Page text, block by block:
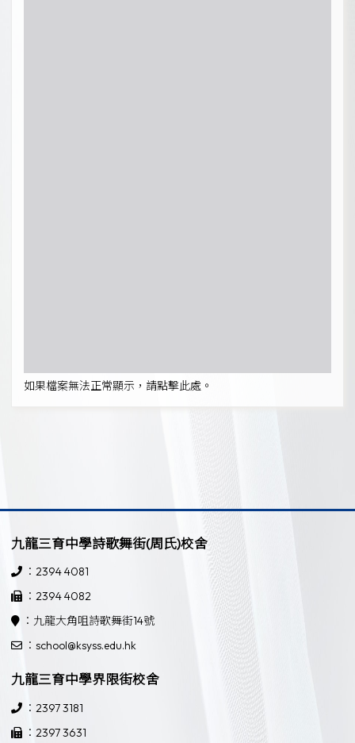
如果檔案無法正常顯示，請點擊此處。
九龍三育中學詩歌舞街(周氏)校舍
：2394 4081
：2394 4082
：九龍大角咀詩歌舞街14號
：school@ksyss.edu.hk
九龍三育中學界限街校舍
：2397 3181
：2397 3631